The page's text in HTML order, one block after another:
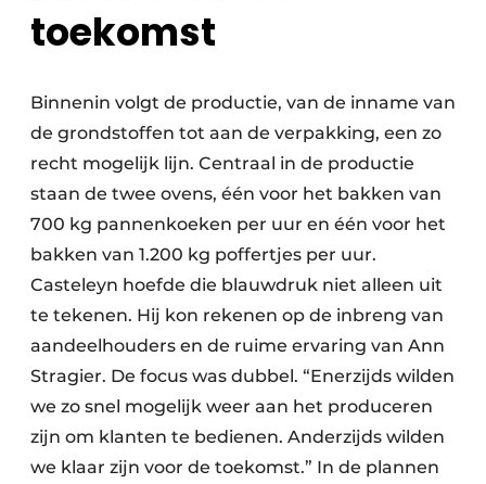
toekomst
Binnenin volgt de productie, van de inname van
de grondstoffen tot aan de verpakking, een zo
recht mogelijk lijn. Centraal in de productie
staan de twee ovens, één voor het bakken van
700 kg pannenkoeken per uur en één voor het
bakken van 1.200 kg poffertjes per uur.
Casteleyn hoefde die blauwdruk niet alleen uit
te tekenen. Hij kon rekenen op de inbreng van
aandeelhouders en de ruime ervaring van Ann
Stragier. De focus was dubbel. “Enerzijds wilden
we zo snel mogelijk weer aan het produceren
zijn om klanten te bedienen. Anderzijds wilden
we klaar zijn voor de toekomst.” In de plannen